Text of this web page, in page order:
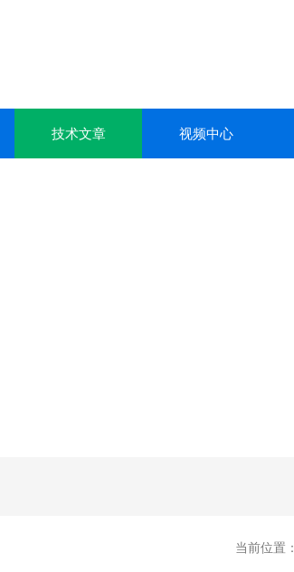
技术文章 视频中心
当前位置：